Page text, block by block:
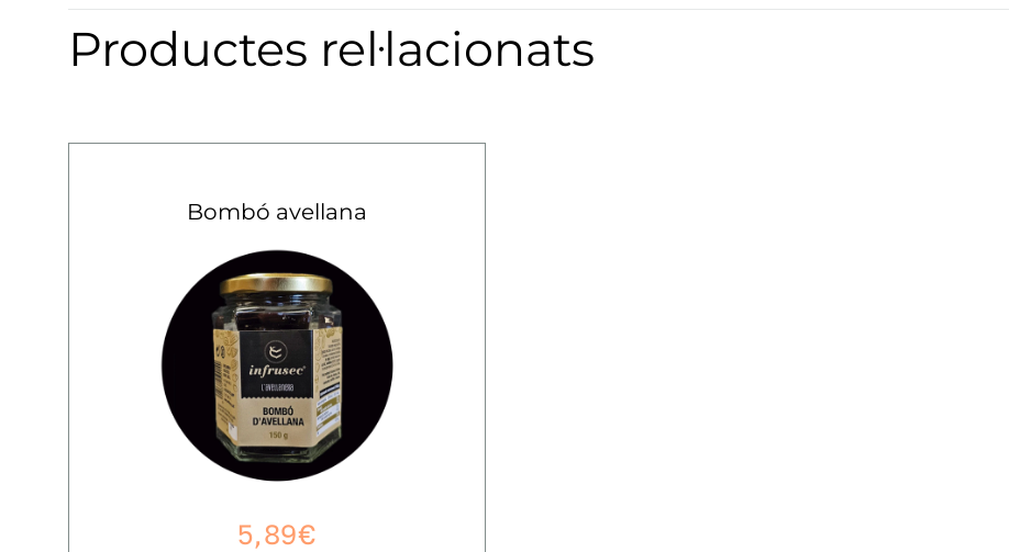
Productes rel·lacionats
Bombó avellana
5,89€